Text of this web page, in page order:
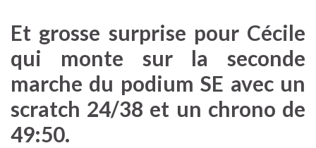
Et grosse surprise pour Cécile
qui monte sur la seconde
marche du podium SE avec un
scratch 24/38 et un chrono de
49:50.